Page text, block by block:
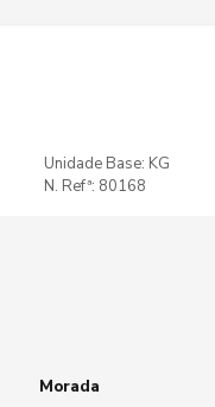
Unidade Base: KG
N. Refª: 80168
Morada